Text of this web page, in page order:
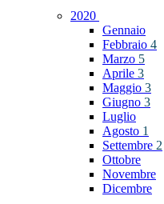
2020
Gennaio
Febbraio 4
Marzo 5
Aprile 3
Maggio 3
Giugno 3
Luglio
Agosto 1
Settembre 2
Ottobre
Novembre
Dicembre